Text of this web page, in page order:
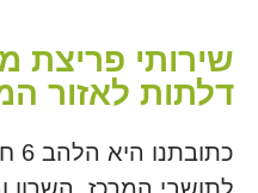
שירותי פריצת
דלתות לאזור